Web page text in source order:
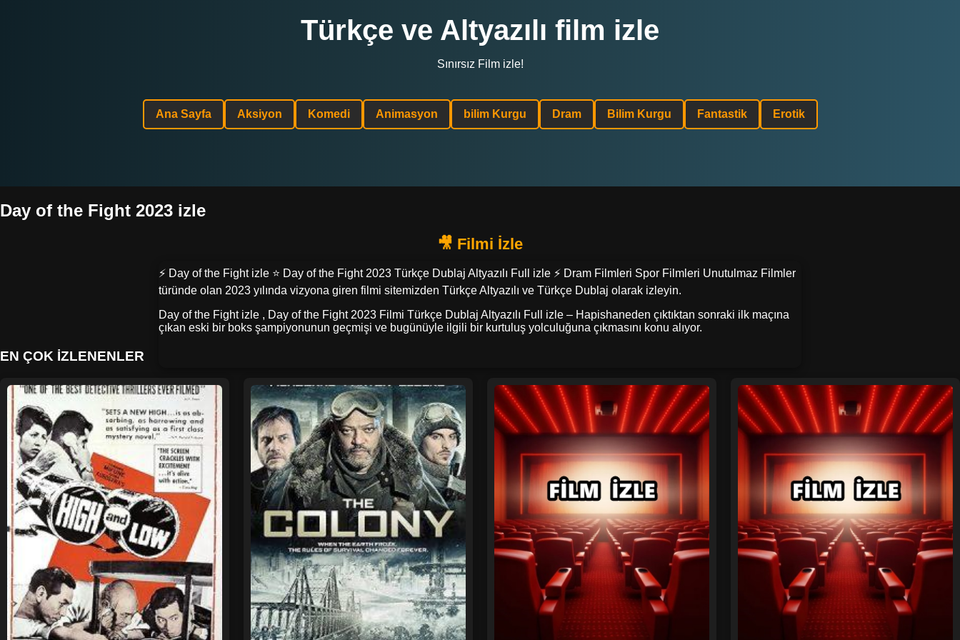
Türkçe ve Altyazılı film izle
Sınırsız Film izle!
Ana Sayfa Aksiyon Komedi Animasyon bilim Kurgu Dram Bilim Kurgu Fantastik Erotik
Day of the Fight 2023 izle
⚡ Day of the Fight izle ⭐ Day of the Fight 2023 Türkçe Dublaj Altyazılı Full izle ⚡ Dram Filmleri Spor Filmleri Unutulmaz Filmler
türünde olan 2023 yılında vizyona giren filmi sitemizden Türkçe Altyazılı ve Türkçe Dublaj olarak izleyin.
Day of the Fight izle , Day of the Fight 2023 Filmi Türkçe Dublaj Altyazılı Full izle – Hapishaneden çıktıktan sonraki ilk maçına
çıkan eski bir boks şampiyonunun geçmişi ve bugünüyle ilgili bir kurtuluş yolculuğuna çıkmasını konu alıyor.
EN ÇOK İZLENENLER